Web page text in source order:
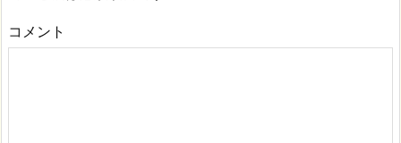
コメント